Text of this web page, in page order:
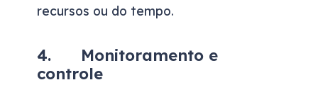
recursos ou do tempo.
4. Monitoramento e
controle